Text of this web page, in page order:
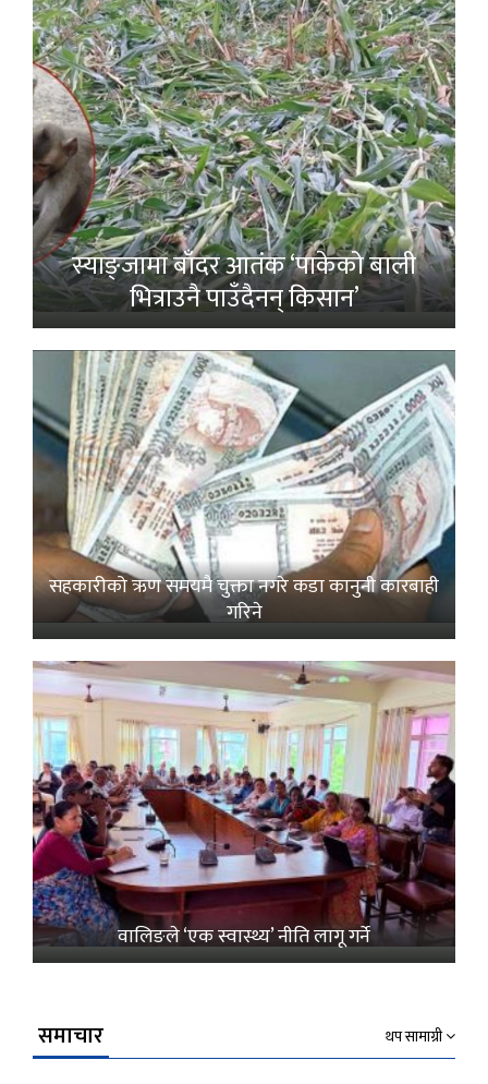
स्याङ्जामा बाँदर आतंक ‘पाकेको बाली
भित्राउनै पाउँदैनन् किसान’
सहकारीको ऋण समयमै चुक्ता नगरे कडा कानुनी कारबाही
गरिने
वालिङले ‘एक स्वास्थ्य’ नीति लागू गर्ने
समाचार थप सामाग्री